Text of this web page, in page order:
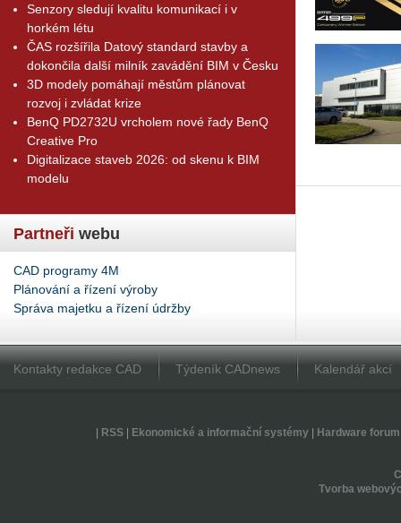
Senzory sledují kvalitu komunikací i v
horkém létu
ČAS rozšířila Datový standard stavby a
dokončila další milník zavádění BIM v Česku
3D modely pomáhají městům plánovat
rozvoj i zvládat krize
BenQ PD2732U vrcholem nové řady BenQ
Creative Pro
Digitalizace staveb 2026: od skenu k BIM
modelu
Partneři webu
CAD programy 4M
Plánování a řízení výroby
Správa majetku a řízení údržby
Kontakty redakce CAD Týdeník CADnews Kalendář akcí
RSS| Ekonomické a informační systémy| Hardware forum
Tvorba